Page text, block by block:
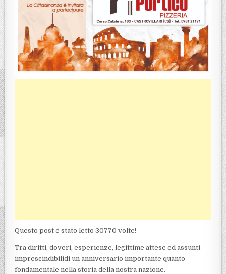
Questo post é stato letto 30770 volte!
Tra diritti, doveri, esperienze, legittime attese ed assunti
imprescindibilidi un anniversario importante quanto
fondamentale nella storia della nostra nazione.